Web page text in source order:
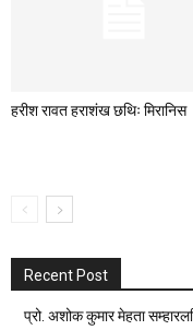
हरीश रावत हराशंख छथिः मिरानिस
Recent Post
प्रो. अशोक कुमार मेहता